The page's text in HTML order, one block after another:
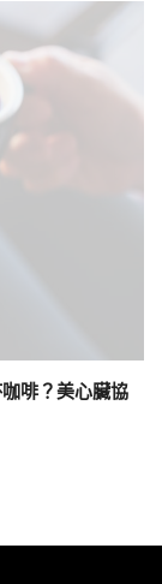
啡？美心臟協